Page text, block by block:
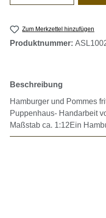
Zum Merkzettel hinzufügen
Produktnummer:
Beschreibung
Hamburger und Pommes
Puppenhaus- Handarbeit
Maßstab ca. 1:12Ein